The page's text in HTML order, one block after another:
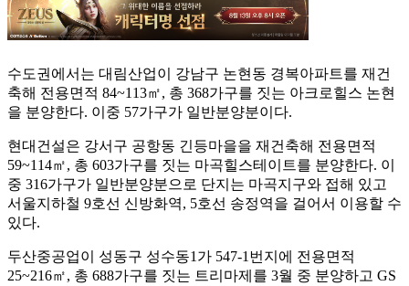
수도권에서는 대림산업이 강남구 논현동 경복아파트를 재건
축해 전용면적 84~113㎡, 총 368가구를 짓는 아크로힐스 논현
을 분양한다. 이중 57가구가 일반분양분이다.
현대건설은 강서구 공항동 긴등마을을 재건축해 전용면적
59~114㎡, 총 603가구를 짓는 마곡힐스테이트를 분양한다. 이
중 316가구가 일반분양분으로 단지는 마곡지구와 접해 있고
서울지하철 9호선 신방화역, 5호선 송정역을 걸어서 이용할 수
있다.
두산중공업이 성동구 성수동1가 547-1번지에 전용면적
25~216㎡, 총 688가구를 짓는 트리마제를 3월 중 분양하고 GS